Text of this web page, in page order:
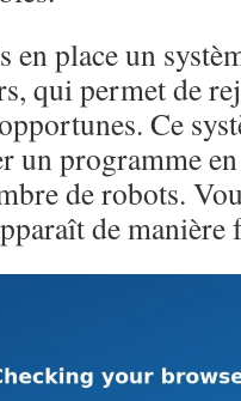
en place un
qui permet de
Ce
un programme
de robots.
de